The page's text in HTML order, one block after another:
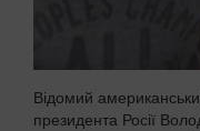
Відомий
президента Росії